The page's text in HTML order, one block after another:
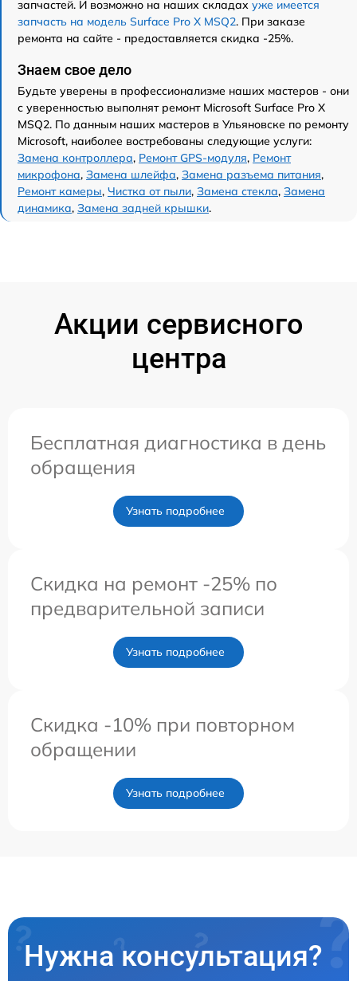
запчастей. И возможно на наших складах уже имеется
запчасть на модель Surface Pro X MSQ2. При заказе
ремонта на сайте - предоставляется скидка -25%.
Знаем свое дело
Будьте уверены в профессионализме наших мастеров - они
с уверенностью выполнят ремонт Microsoft Surface Pro X
MSQ2. По данным наших мастеров в Ульяновске по ремонту
Microsoft, наиболее востребованы следующие услуги:
Замена контроллера, Ремонт GPS-модуля, Ремонт
микрофона, Замена шлейфа, Замена разъема питания,
Ремонт камеры, Чистка от пыли, Замена стекла, Замена
динамика, Замена задней крышки.
Акции сервисного
центра
Бесплатная диагностика в день
обращения
Узнать подробнее
Скидка на ремонт -25% по
предварительной записи
Узнать подробнее
Скидка -10% при повторном
обращении
Узнать подробнее
Нужна консультация?